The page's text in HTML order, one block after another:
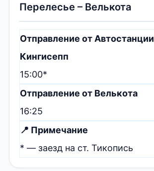
Перелесье – Велькота
Отправление от Автостанции
Кингисепп
15:00*
Отправление от Велькота
16:25
📍 Примечание
* — заезд на ст. Тикопись